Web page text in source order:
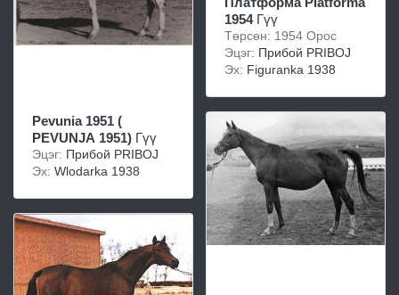
Pevunia 1951 (
PEVUNJA 1951) Гүү
Эцэг: Прибой PRIBOJ
Эх: Wlodarka 1938
1954Гүү
Төрсөн: 1954 Орос
Эцэг: Прибой PRIBOJ
Эх: Figuranka 1938